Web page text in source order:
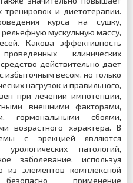
тренировок и диетотерапии.
курса на сушку,
мускульную массу,
Какова эффективность
клинических
действительно дает
избыточным весом, но только
нагрузок и правильного,
при лечении импотенции,
внешними факторами,
гормональными сбоями,
возрастного характера. В
с эрекцией являются
патологий,
заболевание, используя
из элементов комплексной
применение